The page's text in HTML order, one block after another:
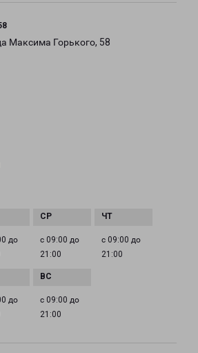
Максима Горького, 58
до
с 09:00 до
21:00
с 09:00 до
21:00
до
с 09:00 до
21:00